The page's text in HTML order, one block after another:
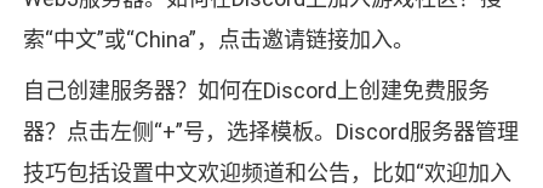
索“中文”或“China”，点击邀请链接加入。
自己创建服务器？如何在Discord上创建免费服务
器？点击左侧“+”号，选择模板。Discord服务器管理
技巧包括设置中文欢迎频道和公告，比如“欢迎加入